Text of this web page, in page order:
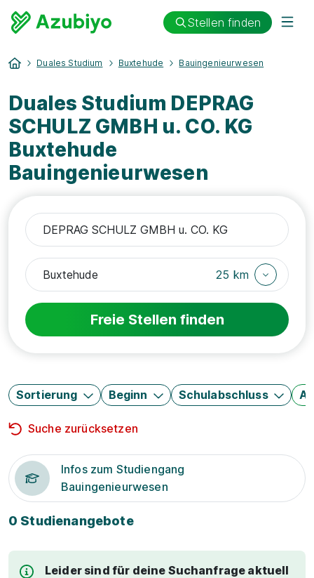
Stellen finden
Duales Studium Buxtehude Bauingenieurwesen
Duales Studium DEPRAG
SCHULZ GMBH u. CO. KG
Buxtehude
Bauingenieurwesen
25 km
Freie Stellen finden
Sortierung Beginn Schulabschluss
Suche zurücksetzen
Infos zum Studiengang
Bauingenieurwesen
0 Studienangebote
Leider sind für deine Suchanfrage aktuell